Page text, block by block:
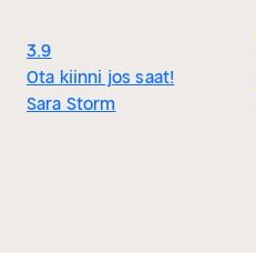
3.9
Ota kiinni jos saat!
Sara Storm